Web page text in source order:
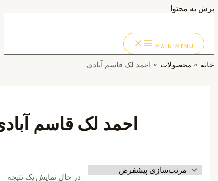
به محتوا
MAIN MENU
محصولات احمد لک قاسم آبادی
احمد لک قاسم آبادی
در حال نمایش یک نتیجه